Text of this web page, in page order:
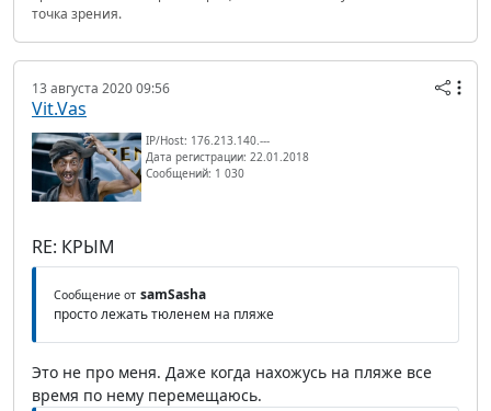
точка зрения.
13 августа 2020 09:56
Vit.Vas
IP/Host: 176.213.140.---
Дата регистрации: 22.01.2018
Сообщений: 1 030
RE: КРЫМ
Сообщение от samSasha
просто лежать тюленем на пляже
Это не про меня. Даже когда нахожусь на пляже все
время по нему перемещаюсь.